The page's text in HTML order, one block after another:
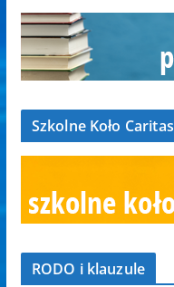
Szkolne Koło Caritas
RODO i klauzule